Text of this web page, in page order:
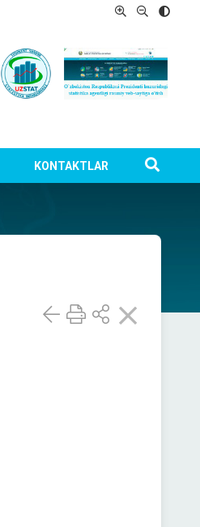
KONTAKTLAR